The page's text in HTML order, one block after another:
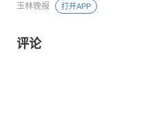
玉林晚报 打开APP
评论